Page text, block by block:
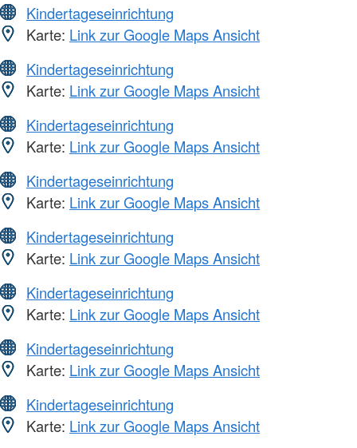
Kindertageseinrichtung
Karte: Link zur Google Maps Ansicht
Kindertageseinrichtung
Karte: Link zur Google Maps Ansicht
Kindertageseinrichtung
Karte: Link zur Google Maps Ansicht
Kindertageseinrichtung
Karte: Link zur Google Maps Ansicht
Kindertageseinrichtung
Karte: Link zur Google Maps Ansicht
Kindertageseinrichtung
Karte: Link zur Google Maps Ansicht
Kindertageseinrichtung
Karte: Link zur Google Maps Ansicht
Kindertageseinrichtung
Karte: Link zur Google Maps Ansicht